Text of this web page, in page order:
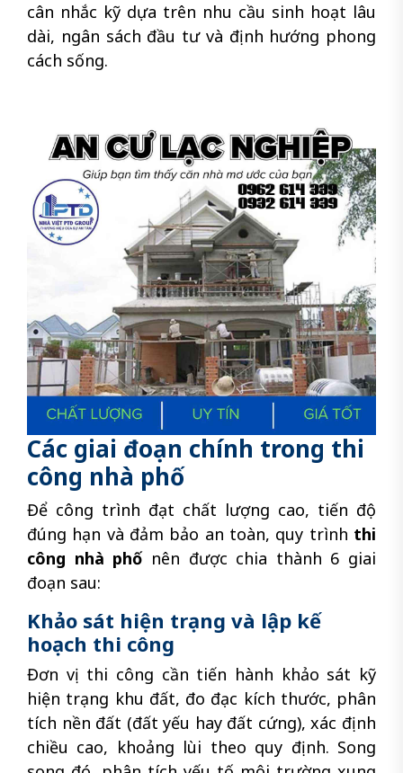
cân nhắc kỹ dựa trên nhu cầu sinh hoạt lâu
dài, ngân sách đầu tư và định hướng phong
cách sống.
Các giai đoạn chính trong thi
công nhà phố
Để công trình đạt chất lượng cao, tiến độ
đúng hạn và đảm bảo an toàn, quy trình thi
công nhà phốnên được chia thành 6 giai
đoạn sau:
Khảo sát hiện trạng và lập kế
hoạch thi công
Đơn vị thi công cần tiến hành khảo sát kỹ
hiện trạng khu đất, đo đạc kích thước, phân
tích nền đất (đất yếu hay đất cứng), xác định
chiều cao, khoảng lùi theo quy định. Song